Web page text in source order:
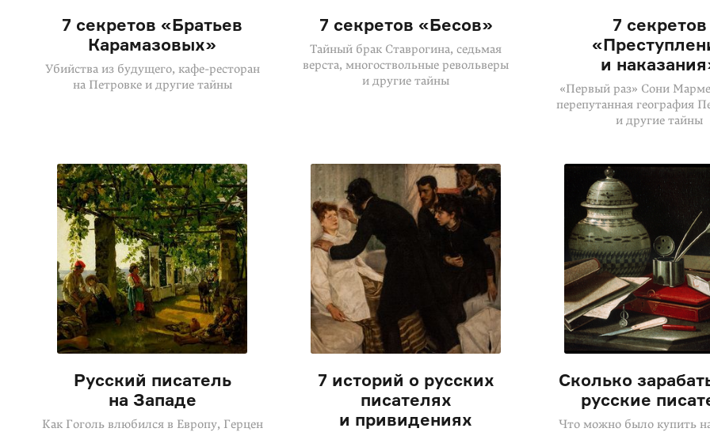
7 секретов «Братьев
Карамазовых»
Убийства из будущего, кафе-ресторан
на Петровке и другие тайны
7 секретов «Бесов»
Тайный брак Ставрогина, седьмая
верста, многоствольные револьверы
и другие тайны
7 секретов
и
«Первый раз» Сони
перепутанная география
и другие тайны
Русский писатель
на Западе
Как Гоголь влюбился в Европу, Герцен
7 историй о русских
писателях
и привидениях
Сколько
русские
Что можно было купить